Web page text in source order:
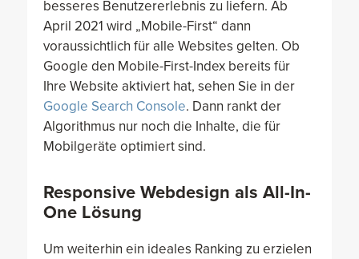
besseres Benutzererlebnis zu liefern. Ab
April 2021 wird „Mobile-First“ dann
voraussichtlich für alle Websites gelten. Ob
Google den Mobile-First-Index bereits für
Ihre Website aktiviert hat, sehen Sie in der
Google Search Console. Dann rankt der
Algorithmus nur noch die Inhalte, die für
Mobilgeräte optimiert sind.
Responsive Webdesign als All-In-
One Lösung
Um weiterhin ein ideales Ranking zu erzielen